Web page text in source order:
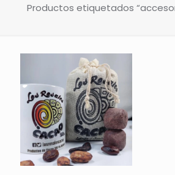
Productos etiquetados